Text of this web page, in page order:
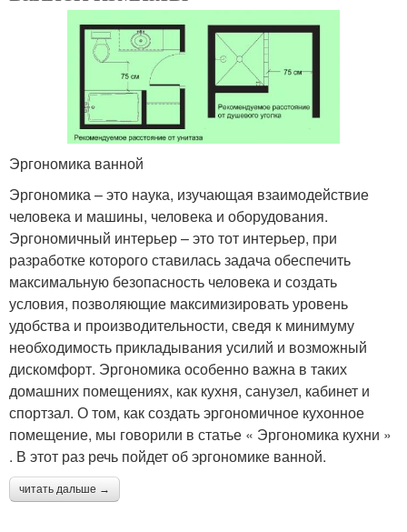
Эргономика ванной
Эргономика – это наука, изучающая взаимодействие
человека и машины, человека и оборудования.
Эргономичный интерьер – это тот интерьер, при
разработке которого ставилась задача обеспечить
максимальную безопасность человека и создать
условия, позволяющие максимизировать уровень
удобства и производительности, сведя к минимуму
необходимость прикладывания усилий и возможный
дискомфорт. Эргономика особенно важна в таких
домашних помещениях, как кухня, санузел, кабинет и
спортзал. О том, как создать эргономичное кухонное
помещение, мы говорили в статье « Эргономика кухни »
. В этот раз речь пойдет об эргономике ванной.
читать дальше →